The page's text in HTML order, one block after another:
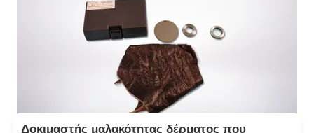
Δοκιμαστής μαλακότητας δέρματος που